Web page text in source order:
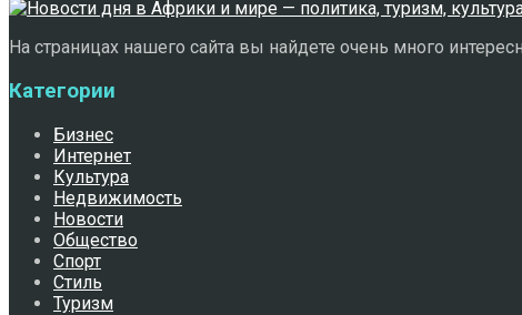
На страницах нашего сайта вы найдете очень много
Категории
Бизнес
Интернет
Культура
Недвижимость
Новости
Общество
Спорт
Стиль
Туризм